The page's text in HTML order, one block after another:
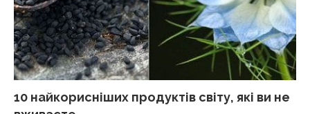
10 найкорисніших продуктів світу, які ви не